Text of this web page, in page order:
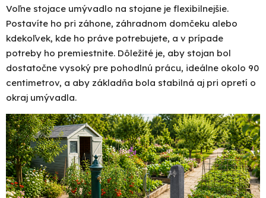
Voľne stojace umývadlo na stojane je flexibilnejšie.
Postavíte ho pri záhone, záhradnom domčeku alebo
kdekoľvek, kde ho práve potrebujete, a v prípade
potreby ho premiestnite. Dôležité je, aby stojan bol
dostatočne vysoký pre pohodlnú prácu, ideálne okolo 90
centimetrov, a aby základňa bola stabilná aj pri opretí o
okraj umývadla.